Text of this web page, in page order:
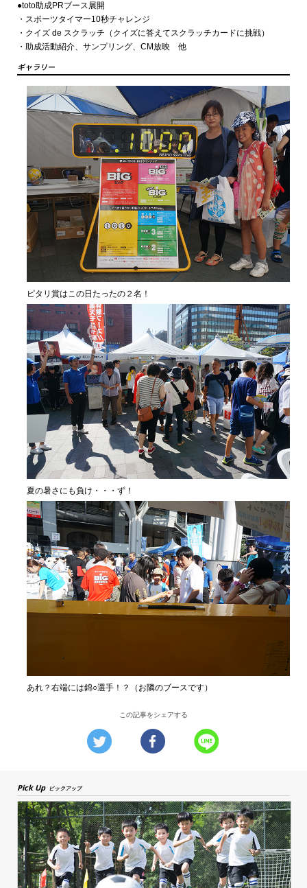
●toto助成PRブース展開
・スポーツタイマー10秒チャレンジ
・クイズ de スクラッチ（クイズに答えてスクラッチカードに挑戦）
・助成活動紹介、サンプリング、CM放映 他
ギャラリー
ピタリ賞はこの日たったの２名！
夏の暑さにも負け・・・ず！
あれ？右端には錦○選手！？（お隣のブースです）
この記事をシェアする
Pick Up ピックアップ